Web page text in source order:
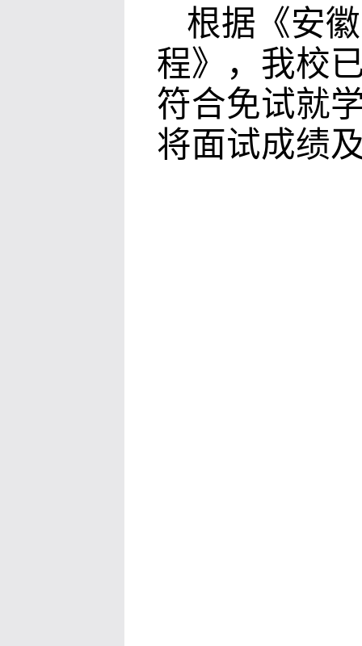
根据《安
程》，我校
符合免试就
将面试成绩